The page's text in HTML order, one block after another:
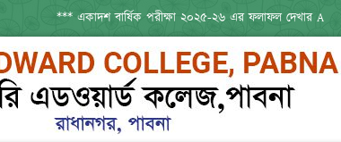
*** একাদশ বার্ষিক পরীক্ষা ২০২৫-২৬ এর ফলাফল দেখার APP